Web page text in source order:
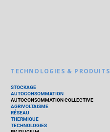
TECHNOLOGIES & PRODUITS
STOCKAGE
AUTOCONSOMMATION
AUTOCONSOMMATION COLLECTIVE
AGRIVOLTAÏSME
RÉSEAU
THERMIQUE
TECHNOLOGIES